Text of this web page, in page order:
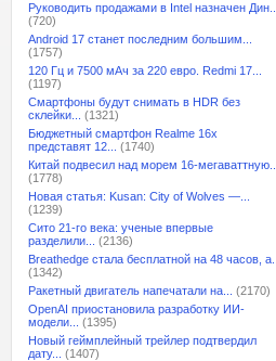
Руководить продажами в Intel назначен Дин...
(720)
Android 17 станет последним большим...
(1757)
120 Гц и 7500 мАч за 220 евро. Redmi 17...
(1197)
Смартфоны будут снимать в HDR без
склейки...
(1321)
Бюджетный смартфон Realme 16x
представят 12...
(1740)
Китай подвесил над морем 16-мегаваттную...
(1778)
Новая статья: Kusan: City of Wolves —...
(1239)
Сито 21-го века: ученые впервые
разделили...
(2136)
Breathedge стала бесплатной на 48 часов, а...
(1342)
Ракетный двигатель напечатали на...
(2170)
OpenAI приостановила разработку ИИ-
модели...
(1395)
Новый геймплейный трейлер подтвердил
дату...
(1407)